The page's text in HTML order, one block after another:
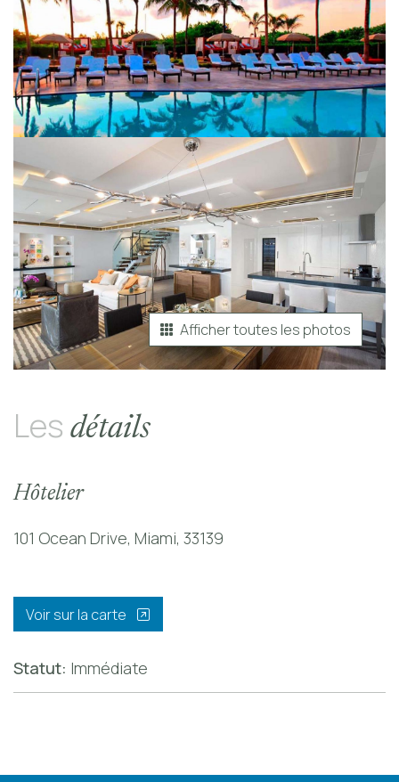
Afficher toutes les photos
Les détails
Hôtelier
101 Ocean Drive, Miami, 33139
Voir sur la carte
Statut: Immédiate